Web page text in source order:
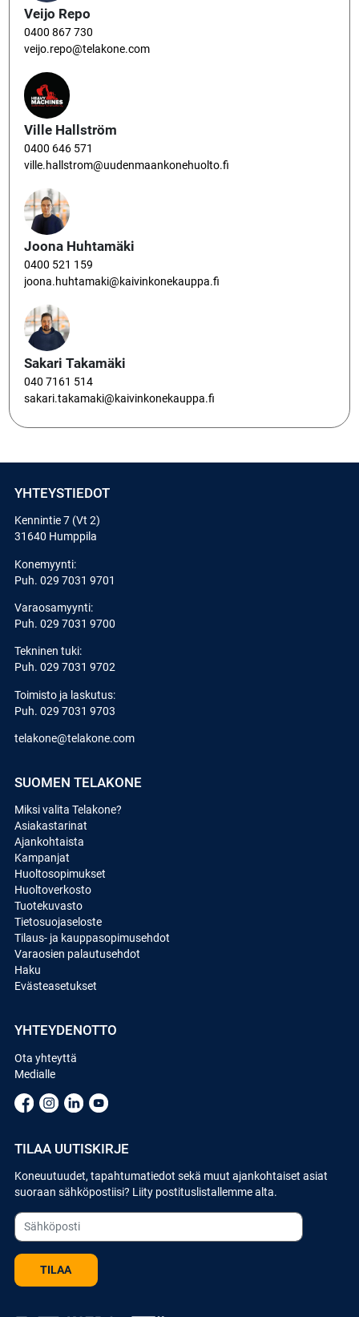
Veijo Repo
0400 867 730
veijo.repo@telakone.com
Ville Hallström
0400 646 571
ville.hallstrom@uudenmaankonehuolto.fi
Joona Huhtamäki
0400 521 159
joona.huhtamaki@kaivinkonekauppa.fi
Sakari Takamäki
040 7161 514
sakari.takamaki@kaivinkonekauppa.fi
YHTEYSTIEDOT
Kennintie 7 (Vt 2)
31640 Humppila
Konemyynti:
Puh. 029 7031 9701
Varaosamyynti:
Puh. 029 7031 9700
Tekninen tuki:
Puh. 029 7031 9702
Toimisto ja laskutus:
Puh. 029 7031 9703
telakone@telakone.com
SUOMEN TELAKONE
Miksi valita Telakone?
Asiakastarinat
Ajankohtaista
Kampanjat
Huoltosopimukset
Huoltoverkosto
Tuotekuvasto
Tietosuojaseloste
Tilaus- ja kauppasopimusehdot
Varaosien palautusehdot
Haku
Evästeasetukset
YHTEYDENOTTO
Ota yhteyttä
Medialle
TILAA UUTISKIRJE
Koneuutuudet, tapahtumatiedot sekä muut ajankohtaiset asiat
suoraan sähköpostiisi? Liity postituslistallemme alta.